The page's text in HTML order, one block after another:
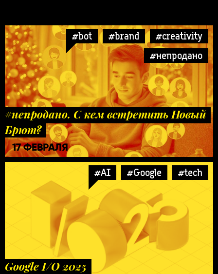
#bot #brand
#creativity
#непродано
#непродано. С кем встретить Новый
Брют?
17 ФЕВРАЛЯ
#AI #Google #tech
Google I/O 2025